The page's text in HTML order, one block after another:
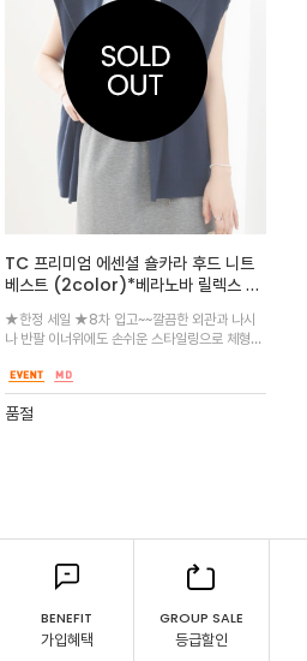
TC 프리미엄 에센셜 숄카라 후드 니트
베스트 (2color)*베라노바 릴렉스 무
스러운 외관의 울 니트 베스트
★한정 세일 ★8차 입고~~깔끔한 외관과 나시
나 반팔 이너위에도 손쉬운 스타일링으로 체형을
버 숄더로 체형커버는 물론 릴렉스한 무드가 돋
보이는 여밈이 따로 없는 오픈 타입
품절
BENEFIT
가입혜택
GROUP SALE
등급할인